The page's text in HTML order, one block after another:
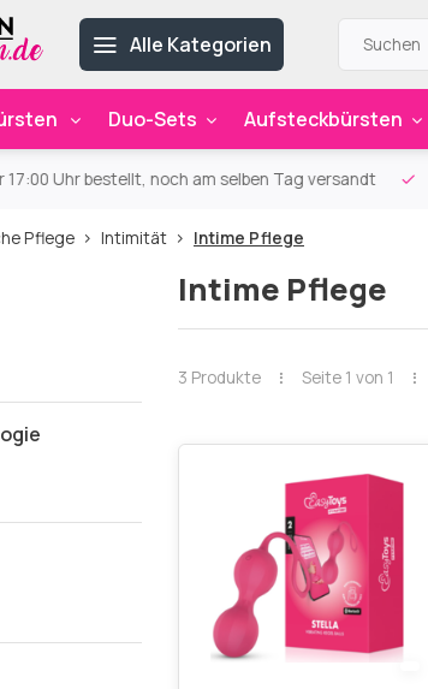
Alle Kategorien
Duo-Sets Aufsteckbürsten
Uhr bestellt, noch am selben Tag versandt
Pflege Intimität Intime Pflege
Intime Pflege
3 Produkte Seite 1 von 1